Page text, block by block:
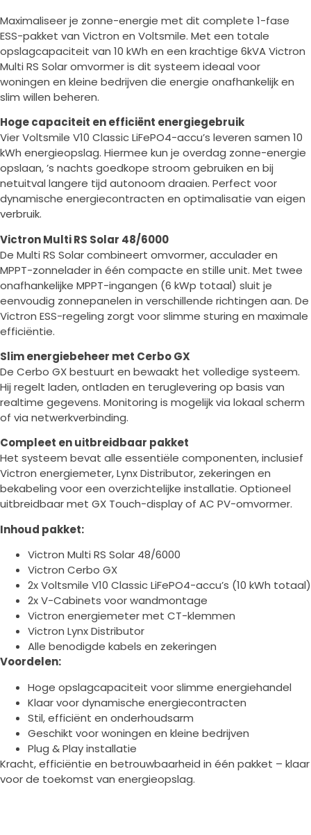
Maximaliseer je zonne-energie met dit complete 1-fase
ESS-pakket van Victron en Voltsmile. Met een totale
opslagcapaciteit van 10 kWh en een krachtige 6kVA Victron
Multi RS Solar omvormer is dit systeem ideaal voor
woningen en kleine bedrijven die energie onafhankelijk en
slim willen beheren.
Hoge capaciteit en efficiënt energiegebruik
Vier Voltsmile V10 Classic LiFePO4-accu’s leveren samen 10
kWh energieopslag. Hiermee kun je overdag zonne-energie
opslaan, ’s nachts goedkope stroom gebruiken en bij
netuitval langere tijd autonoom draaien. Perfect voor
dynamische energiecontracten en optimalisatie van eigen
verbruik.
Victron Multi RS Solar 48/6000
De Multi RS Solar combineert omvormer, acculader en
MPPT-zonnelader in één compacte en stille unit. Met twee
onafhankelijke MPPT-ingangen (6 kWp totaal) sluit je
eenvoudig zonnepanelen in verschillende richtingen aan. De
Victron ESS-regeling zorgt voor slimme sturing en maximale
efficiëntie.
Slim energiebeheer met Cerbo GX
De Cerbo GX bestuurt en bewaakt het volledige systeem.
Hij regelt laden, ontladen en teruglevering op basis van
realtime gegevens. Monitoring is mogelijk via lokaal scherm
of via netwerkverbinding.
Compleet en uitbreidbaar pakket
Het systeem bevat alle essentiële componenten, inclusief
Victron energiemeter, Lynx Distributor, zekeringen en
bekabeling voor een overzichtelijke installatie. Optioneel
uitbreidbaar met GX Touch-display of AC PV-omvormer.
Inhoud pakket:
Victron Multi RS Solar 48/6000
Victron Cerbo GX
2x Voltsmile V10 Classic LiFePO4-accu’s (10 kWh totaal)
2x V-Cabinets voor wandmontage
Victron energiemeter met CT-klemmen
Victron Lynx Distributor
Alle benodigde kabels en zekeringen
Voordelen:
Hoge opslagcapaciteit voor slimme energiehandel
Klaar voor dynamische energiecontracten
Stil, efficiënt en onderhoudsarm
Geschikt voor woningen en kleine bedrijven
Plug & Play installatie
Kracht, efficiëntie en betrouwbaarheid in één pakket – klaar
voor de toekomst van energieopslag.